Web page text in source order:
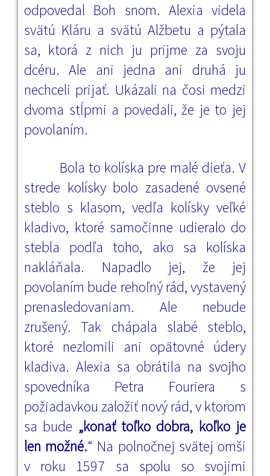
odpovedal Boh snom. Alexia videla
svätú Kláru a svätú Alžbetu a pýtala
sa, ktorá z nich ju prijme za svoju
dcéru. Ale ani jedna ani druhá ju
nechceli prijať. Ukázali na čosi medzi
dvoma stĺpmi a povedali, že je to jej
povolaním.
Bola to kolíska pre malé dieťa. V
strede kolísky bolo zasadené ovsené
steblo s klasom, vedľa kolísky veľké
kladivo, ktoré samočinne udieralo do
stebla podľa toho, ako sa kolíska
nakláňala. Napadlo jej, že jej
povolaním bude rehoľný rád, vystavený
prenasledovaniam. Ale nebude
zrušený. Tak chápala slabé steblo,
ktoré nezlomili ani opätovné údery
kladiva. Alexia sa obrátila na svojho
spovedníka Petra Fouriera s
požiadavkou založiť nový rád, v ktorom
sa bude „konať toľko dobra, koľko je
len možné.“ Na polnočnej svätej omši
v roku 1597 sa spolu so svojimi